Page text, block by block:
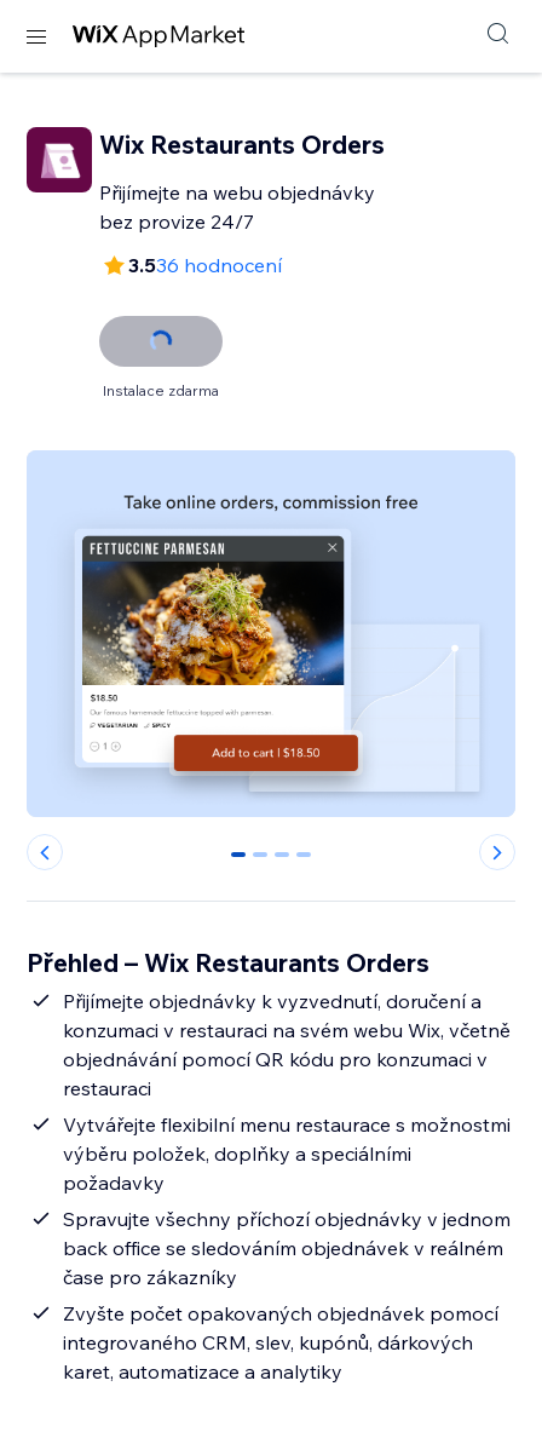
Wix Restaurants Orders
Přijímejte na webu objednávky
bez provize 24/7
3.536 hodnocení
Instalace zdarma
0 1 2 3
Přehled – Wix Restaurants Orders
Přijímejte objednávky k vyzvednutí, doručení a
konzumaci v restauraci na svém webu Wix, včetně
objednávání pomocí QR kódu pro konzumaci v
restauraci
Vytvářejte flexibilní menu restaurace s možnostmi
výběru položek, doplňky a speciálními
požadavky
Spravujte všechny příchozí objednávky v jednom
back office se sledováním objednávek v reálném
čase pro zákazníky
Zvyšte počet opakovaných objednávek pomocí
integrovaného CRM, slev, kupónů, dárkových
karet, automatizace a analytiky